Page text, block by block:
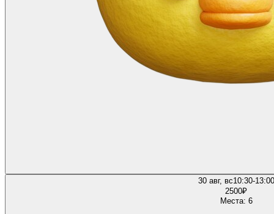
30 авг, вс10:30-13:00
2500₽
Места: 6